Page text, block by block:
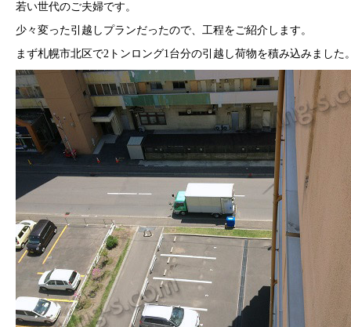
若い世代のご夫婦です。
少々変った引越しプランだったので、工程をご紹介します。
まず札幌市北区で2トンロング1台分の引越し荷物を積み込みました